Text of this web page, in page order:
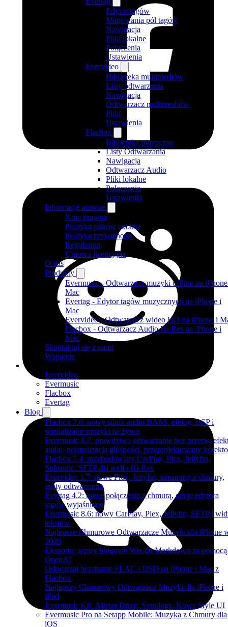
Edytor tagów
Mapowania pól tagów
Nawigacja
Pliki lokalne
Połączenia
Ustawienia
Evervideo
Biblioteka multimediów
Listy odtwarzania
Nawigacja
Odtwarzacz multimediów
Pliki
Ustawienia
Flacbox
Biblioteka muzyczna
Listy Odtwarzania
Nawigacja
Odtwarzacz Audio
Pliki lokalne
Połączenia
Ustawienia
Informacje prawne
Nota prawna
Polityka plików cookie
Polityka prywatności
Regulamin
Umowa licencyjna
O nas
Produkty
Evermusic - Odtwarzacz muzyki offline na
Mac
Evertag - Edytor tagów muzycznych na iPhone i
Mac
Evervideo - Odtwarzacz wideo HD na iPhone i
Flacbox - Odtwarzacz Audio Hi-Res na iPhone i
Mac
Skontaktuj się z nami
Wsparcie
Produkty
Evervideo
Evermusic
Flacbox
Evertag
Blog
Flacbox 7.6: nowy silnik audio BASS, efekty, DSP i
wizualizator muzyki na żywo
Evermusic 8.7: prawdziwe odtwarzanie bez przerw,
audio, normalizacja głośności, przeprojektowany
Flacbox 7.4: przebudowany CarPlay, Plex, Jellyfin,
Subsonic, SFTP dla audio Hi-Res
Evervideo 1.7: nowe Plex, Jellyfin, streaming z chmury,
gesty odtwarzania
Evertag 4.2: nowe połączenia z chmurą, opcje edytora
tagów wyjaśnione
Evermusic 8.6: nowy CarPlay, Plex, Jellyfin, SFTP i
tekstów
Najlepsze Chmurowe Odtwarzacze Muzyki dla iPhone
2026
Eksportuj wpisy blogowe Wix do Markdown za pomocą
OpenAI
Odtwarzaj bezstratne FLAC i DSD na iPhone i Mac z
Flacbox
Najlepszy Chmurowy Odtwarzacz Muzyki dla iPhone i
iPad
Evermusic 6.8: Aliyun Drive, Synology, Nowe Style UI
Evermusic Pro na Setapp Mobile: Muzyka z Chmury dla
iOS